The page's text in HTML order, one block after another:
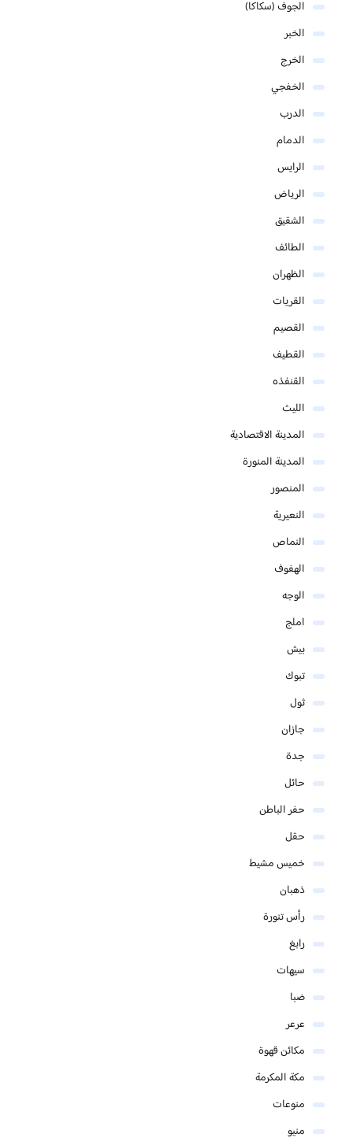
الجوف (سكاكا)
الخبر
الخرج
الخفجي
الدرب
الدمام
الرايس
الرياض
الشقيق
الطائف
الظهران
القريات
القصيم
القطيف
القنفذه
الليث
المدينة الاقتصادية
المدينة المنورة
المنصور
النعيرية
النماص
الهفوف
الوجه
املج
بيش
تبوك
ثول
جازان
جدة
حائل
حفر الباطن
حقل
خميس مشيط
ذهبان
رأس تنورة
رابغ
سيهات
ضبا
عرعر
مكائن قهوة
مكة المكرمة
منوعات
منيو